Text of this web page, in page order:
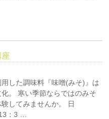
座
した調味料『味噌(みそ)』は
。 寒い季節ならではのみそ
してみませんか。 日
：3 …